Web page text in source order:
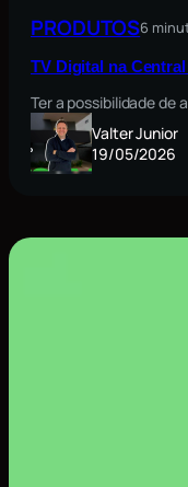
PRODUTOS6
TV Digital na
Ter a possibilidade de
Valter Junior
19/05/2026